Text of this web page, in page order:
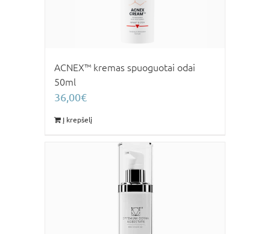
ACNEX™ kremas spuoguotai odai
50ml
36,00€
Į krepšelį